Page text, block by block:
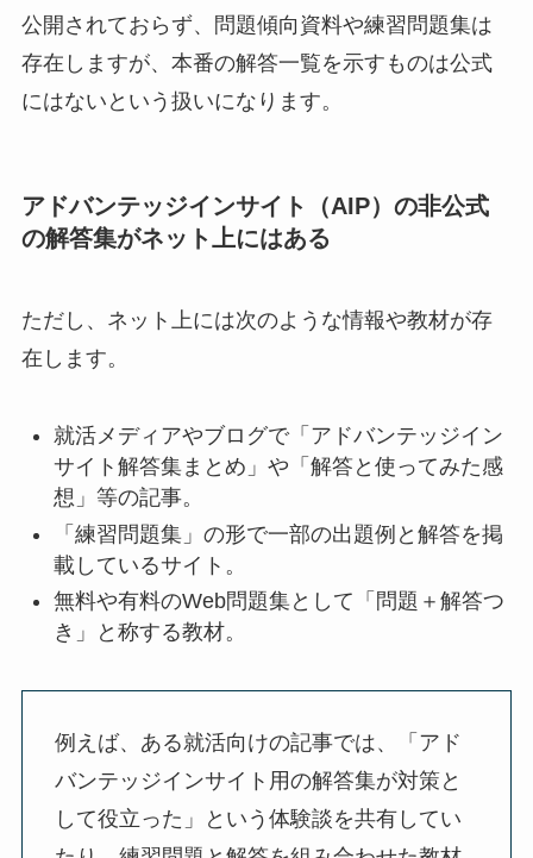
公開されておらず、問題傾向資料や練習問題集は
存在しますが、本番の解答一覧を示すものは公式
にはないという扱いになります。
アドバンテッジインサイト（AIP）の非公式
の解答集がネット上にはある
ただし、ネット上には次のような情報や教材が存
在します。
就活メディアやブログで「アドバンテッジイン
サイト解答集まとめ」や「解答と使ってみた感
想」等の記事。
「練習問題集」の形で一部の出題例と解答を掲
載しているサイト。
無料や有料のWeb問題集として「問題＋解答つ
き」と称する教材。
例えば、ある就活向けの記事では、「アド
バンテッジインサイト用の解答集が対策と
して役立った」という体験談を共有してい